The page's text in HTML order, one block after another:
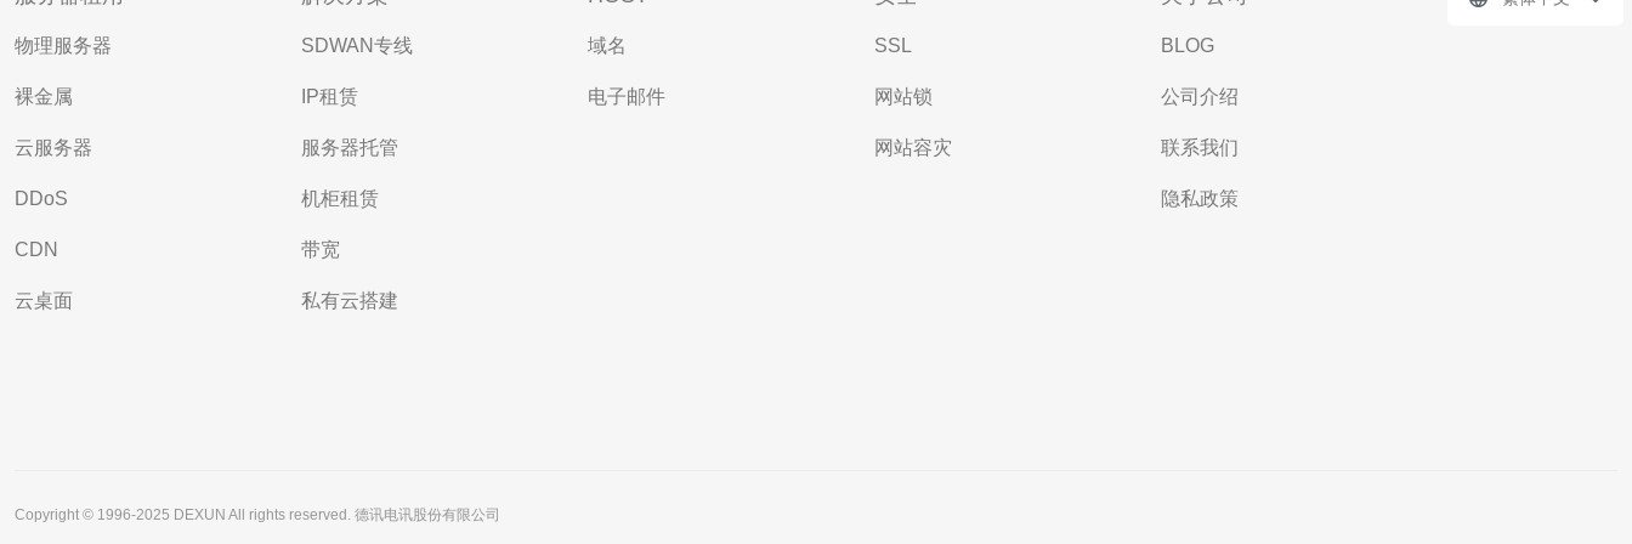
物理服务器
裸金属
云服务器
DDoS
CDN
云桌面
SDWAN专线
IP租赁
服务器托管
机柜租赁
带宽
私有云搭建
域名
电子邮件
SSL
网站锁
网站容灾
BLOG
公司介绍
联系我们
隐私政策
Copyright © 1996-2025 DEXUN All rights reserved. 德讯电讯股份有限公司